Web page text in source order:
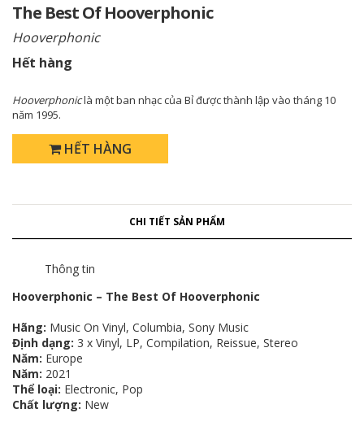
The Best Of Hooverphonic
Hooverphonic
Hết hàng
Hooverphoniclà một ban nhạc của Bỉ được thành lập vào tháng 10
năm 1995.
HẾT HÀNG
CHI TIẾT SẢN PHẨM
Thông tin
Hooverphonic – The Best Of Hooverphonic
Hãng: Music On Vinyl, Columbia, Sony Music
Định dạng: 3 x Vinyl, LP, Compilation, Reissue, Stereo
Năm: Europe
Năm: 2021
Thể loại: Electronic, Pop
Chất lượng: New